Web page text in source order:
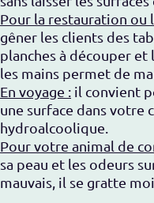
Pour la restauration
gêner les clients des
planches à découper
les mains permet de
En voyage : il convient
une surface dans votre
hydroalcoolique.
Pour votre animal de
sa peau et les odeurs
mauvais, il se gratte